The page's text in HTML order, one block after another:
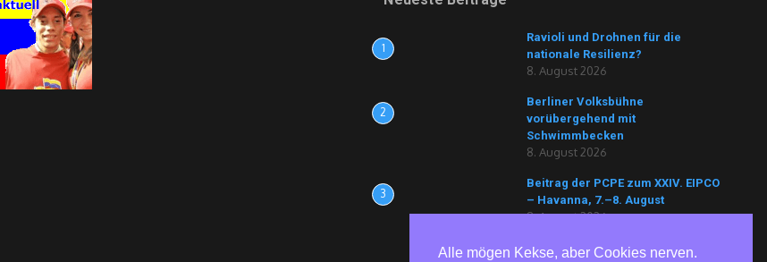
1
Ravioli und Drohnen für die
nationale Resilienz?
8. August 2026
2
Berliner Volksbühne
vorübergehend mit
Schwimmbecken
8. August 2026
3
Beitrag der PCPE zum XXIV. EIPCO
– Havanna, 7.–8. August
8. August 2026
Alle mögen Kekse, aber Cookies nerven.